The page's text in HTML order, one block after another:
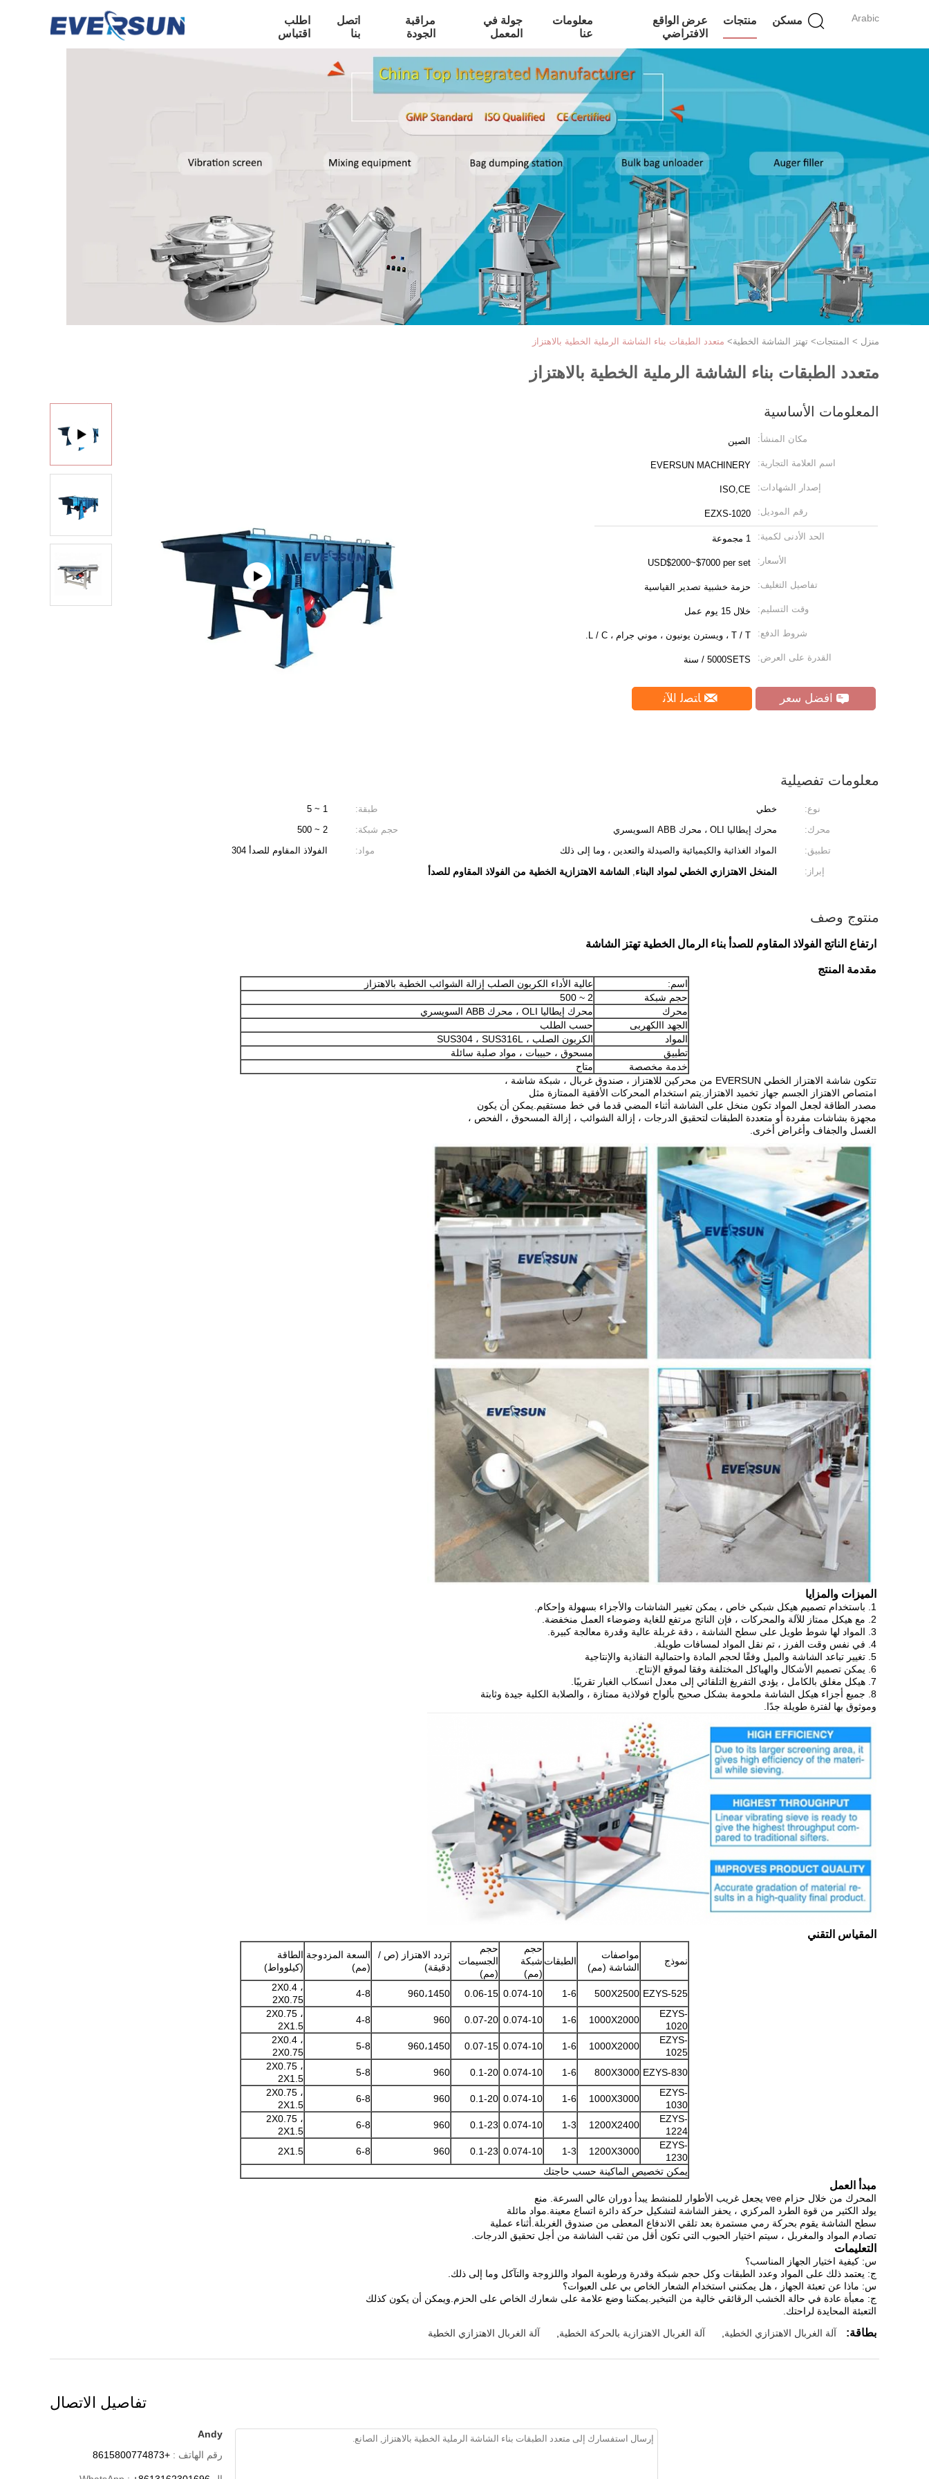
Arabic مسكن منتجات
عرض الواقع
الافتراضي
معلومات
عنا
جولة في
المعمل
مراقبة
الجودة
اتصل
بنا
اطلب
اقتباس
منزل > المنتجات> تهتز الشاشة الخطية> متعدد الطبقات بناء الشاشة الرملية الخطية بالاهتزاز
متعدد الطبقات بناء الشاشة الرملية الخطية بالاهتزاز
المعلومات الأساسية
مكان المنشأ: الصين
اسم العلامة التجارية: EVERSUN MACHINERY
إصدار الشهادات: ISO,CE
رقم الموديل: EZXS-1020
الحد الأدنى لكمية: 1 مجموعة
الأسعار: USD$2000~$7000 per set
تفاصيل التغليف: حزمة خشبية تصدير القياسية
وقت التسليم: خلال 15 يوم عمل
شروط الدفع: T / T ، ويسترن يونيون ، موني جرام ، L / C.
القدرة على العرض: 5000SETS / سنة
افضل سعر ﺎﺘﺼﻟ ﺍﻶﻧ
معلومات تفصيلية
نوع: خطي طبقة:
1 ~ 5
محرك:
محرك إيطاليا OLI ، محرك ABB السويسري حجم شبكة:
2 ~ 500
تطبيق:
المواد الغذائية والكيميائية والصيدلة والتعدين ، وما إلى ذلك مواد:
الفولاذ المقاوم للصدأ 304
إبراز:
المنخل الاهتزازي الخطي لمواد البناء, الشاشة الاهتزازية الخطية من الفولاذ المقاوم للصدأ
منتوج وصف
ارتفاع الناتج الفولاذ المقاوم للصدأ بناء الرمال الخطية تهتز الشاشة
مقدمة المنتج
اسم:
عالية الأداء الكربون الصلب إزالة الشوائب الخطية بالاهتزاز
حجم شبكة
2 ~ 500
محرك
محرك إيطاليا OLI ، محرك ABB السويسري
الجهد االكهربى
حسب الطلب
المواد
الكربون الصلب ، SUS304 ، SUS316L
تطبيق
مسحوق ، حبيبات ، مواد صلبة سائلة
خدمة مخصصة
متاح
تتكون شاشة الاهتزاز الخطي EVERSUN من محركين للاهتزاز ، صندوق غربال ، شبكة شاشة ،
امتصاص الاهتزاز الجسم جهاز تخميد الاهتزاز.يتم استخدام المحركات الأفقية الممتازة مثل
مصدر الطاقة لجعل المواد تكون منخل على الشاشة أثناء المضي قدما في خط مستقيم.يمكن أن يكون
مجهزة بشاشات مفردة أو متعددة الطبقات لتحقيق الدرجات ، إزالة الشوائب ، إزالة المسحوق ، الفحص ،
الغسل والجفاف وأغراض أخرى.
الميزات والمزايا
1. باستخدام تصميم هيكل شبكي خاص ، يمكن تغيير الشاشات والأجزاء بسهولة وإحكام.
2. مع هيكل ممتاز للآلة والمحركات ، فإن الناتج مرتفع للغاية وضوضاء العمل منخفضة.
3. المواد لها شوط طويل على سطح الشاشة ، دقة غربلة عالية وقدرة معالجة كبيرة.
4. في نفس وقت الفرز ، تم نقل المواد لمسافات طويلة.
5. تغيير تباعد الشاشة والميل وفقًا لحجم المادة واحتمالية النفاذية والإنتاجية
6. يمكن تصميم الأشكال والهياكل المختلفة وفقا لموقع الإنتاج.
7. هيكل مغلق بالكامل ، يؤدي التفريغ التلقائي إلى معدل انسكاب الغبار تقريبًا.
8. جميع أجزاء هيكل الشاشة ملحومة بشكل صحيح بألواح فولاذية ممتازة ، والصلابة الكلية جيدة وثابتة
وموثوق بها لفترة طويلة جدًا.
المقياس التقني
نموذج
مواصفات
الشاشة (مم)
الطبقات
حجم
شبكة
(مم)
حجم
الجسيمات
(مم)
تردد الاهتزاز (ص /
دقيقة)
السعة المزدوجة
(مم)
الطاقة
(كيلوواط)
EZYS-525
500X2500
1-6
0.074-10
0.06-15 960،1450 4-8
2X0.4 ،
2X0.75
EZYS-
1020
1000X2000
1-6
0.074-10
0.07-20
960
4-8
2X0.75 ،
2X1.5
EZYS-
1025
1000X2000
1-6
0.074-10
0.07-15 960،1450 5-8
2X0.4 ،
2X0.75
EZYS-830
800X3000
1-6
0.074-10
0.1-20
960
5-8
2X0.75 ،
2X1.5
EZYS-
1030
1000X3000
1-6
0.074-10
0.1-20
960
6-8
2X0.75 ،
2X1.5
EZYS-
1224
1200X2400
1-3
0.074-10
0.1-23
960
6-8
2X0.75 ،
2X1.5
EZYS-
1230
1200X3000
1-3
0.074-10
0.1-23
960
6-8
2X1.5
يمكن تخصيص الماكينة حسب حاجتك
مبدأ العمل
المحرك من خلال حزام vee يجعل غريب الأطوار للمنشط يبدأ دوران عالي السرعة.
منع
يولد الكثير من قوة الطرد المركزي ، يحفز الشاشة لتشكيل حركة دائرة اتساع معينة.مواد مائلة
سطح الشاشة يقوم بحركة رمي مستمرة بعد تلقي الاندفاع المعطى من صندوق الغربلة.أثناء عملية
تصادم المواد والمغربل ، سيتم اختيار الحبوب التي تكون أقل من ثقب الشاشة من أجل تحقيق الدرجات.
التعليمات
س: كيفية اختيار الجهاز المناسب؟
ج: يعتمد ذلك على المواد وعدد الطبقات وكل حجم شبكة وقدرة ورطوبة المواد واللزوجة والتآكل وما إلى ذلك.
س: ماذا عن تعبئة الجهاز ، هل يمكنني استخدام الشعار الخاص بي على العبوات؟
ج: معبأة عادة في حالة الخشب الرقائقي خالية من التبخير.يمكننا وضع علامة على شعارك الخاص على الحزم.ويمكن أن يكون كذلك
التعبئة المحايدة لراحتك.
بطاقة: آلة الغربال الاهتزازي الخطية آلة الغربال الاهتزازية بالحركة الخطية آلة الغربال الاهتزازي الخطية
تفاصيل الاتصال
Andy
رقم الهاتف : +8615800774873